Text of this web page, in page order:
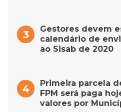
Gestores devem
calendário de
ao Sisab de 2020
Primeira parcela
FPM será paga
valores por